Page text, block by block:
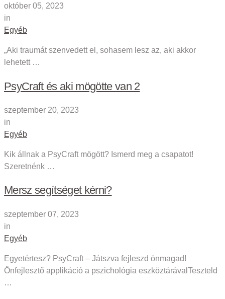
október 05, 2023
in
Egyéb
„Aki traumát szenvedett el, sohasem lesz az, aki akkor
lehetett …
PsyCraft és aki mögötte van 2
szeptember 20, 2023
in
Egyéb
Kik állnak a PsyCraft mögött? Ismerd meg a csapatot!
Szeretnénk …
Mersz segítséget kérni?
szeptember 07, 2023
in
Egyéb
Egyetértesz? PsyCraft – Játszva fejleszd önmagad!
Önfejlesztő applikáció a pszichológia eszköztárávalTeszteld
…